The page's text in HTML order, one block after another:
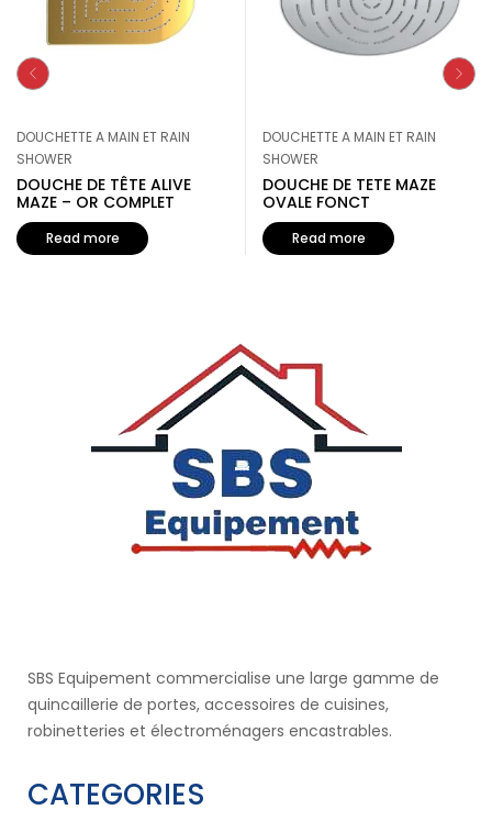
DOUCHETTE A MAIN ET RAIN
SHOWER
DOUCHE DE TÊTE ALIVE
MAZE – OR COMPLET
Read more
DOUCHETTE A MAIN ET RAIN
SHOWER
DOUCHE DE TETE MAZE
OVALE FONCT
Read more
SBS Equipement commercialise une large gamme de
quincaillerie de portes, accessoires de cuisines,
robinetteries et électroménagers encastrables.
CATEGORIES